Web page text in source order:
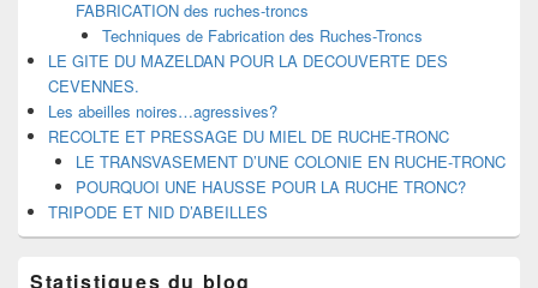
FABRICATION des ruches-troncs
Techniques de Fabrication des Ruches-Troncs
LE GITE DU MAZELDAN POUR LA DECOUVERTE DES
CEVENNES.
Les abeilles noires…agressives?
RECOLTE ET PRESSAGE DU MIEL DE RUCHE-TRONC
LE TRANSVASEMENT D’UNE COLONIE EN RUCHE-TRONC
POURQUOI UNE HAUSSE POUR LA RUCHE TRONC?
TRIPODE ET NID D’ABEILLES
Statistiques du blog